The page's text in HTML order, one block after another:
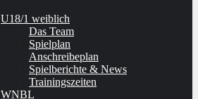
U18/1 weiblich
Das Team
Spielplan
Anschreibeplan
Spielberichte & News
Trainingszeiten
WNBL